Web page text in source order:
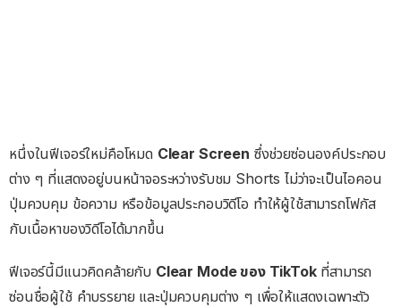
หนึ่งในฟีเจอร์ใหม่คือโหมด Clear Screen ซึ่งช่วยซ่อนองค์ประกอบ
ต่าง ๆ ที่แสดงอยู่บนหน้าจอระหว่างรับชม Shorts ไม่ว่าจะเป็นไอคอน
ปุ่มควบคุม ข้อความ หรือข้อมูลประกอบวิดีโอ ทำให้ผู้ใช้สามารถโฟกัส
กับเนื้อหาของวิดีโอได้มากขึ้น
ฟีเจอร์นี้มีแนวคิดคล้ายกับ Clear Mode ของ TikTokที่สามารถ
ซ่อนชื่อผู้ใช้ คำบรรยาย และปุ่มควบคุมต่าง ๆ เพื่อให้แสดงเฉพาะตัว